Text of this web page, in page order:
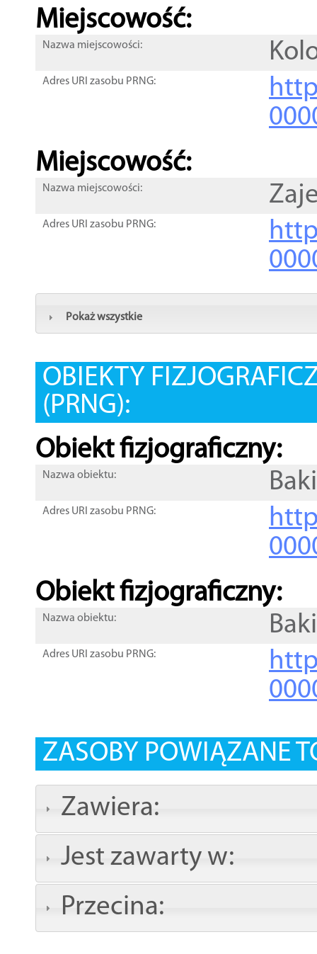
Miejscowość:
Nazwa miejscowości:
Adres URI zasobu PRNG:
Miejscowość:
Nazwa miejscowości:
Adres URI zasobu PRNG:
Pokaż wszystkie
OBIEKTY
(PRNG):
Obiekt fizjograficzny:
Nazwa obiektu:
Adres URI zasobu PRNG:
Obiekt fizjograficzny:
Nazwa obiektu:
Adres URI zasobu PRNG:
ZASOBY POWIĄZANE
Zawiera:
Jest zawarty w:
Przecina: